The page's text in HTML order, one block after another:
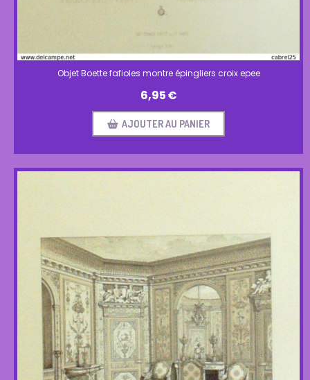
Objet Boette fafioles montre épingliers croix epee
6,95€
AJOUTER AU PANIER